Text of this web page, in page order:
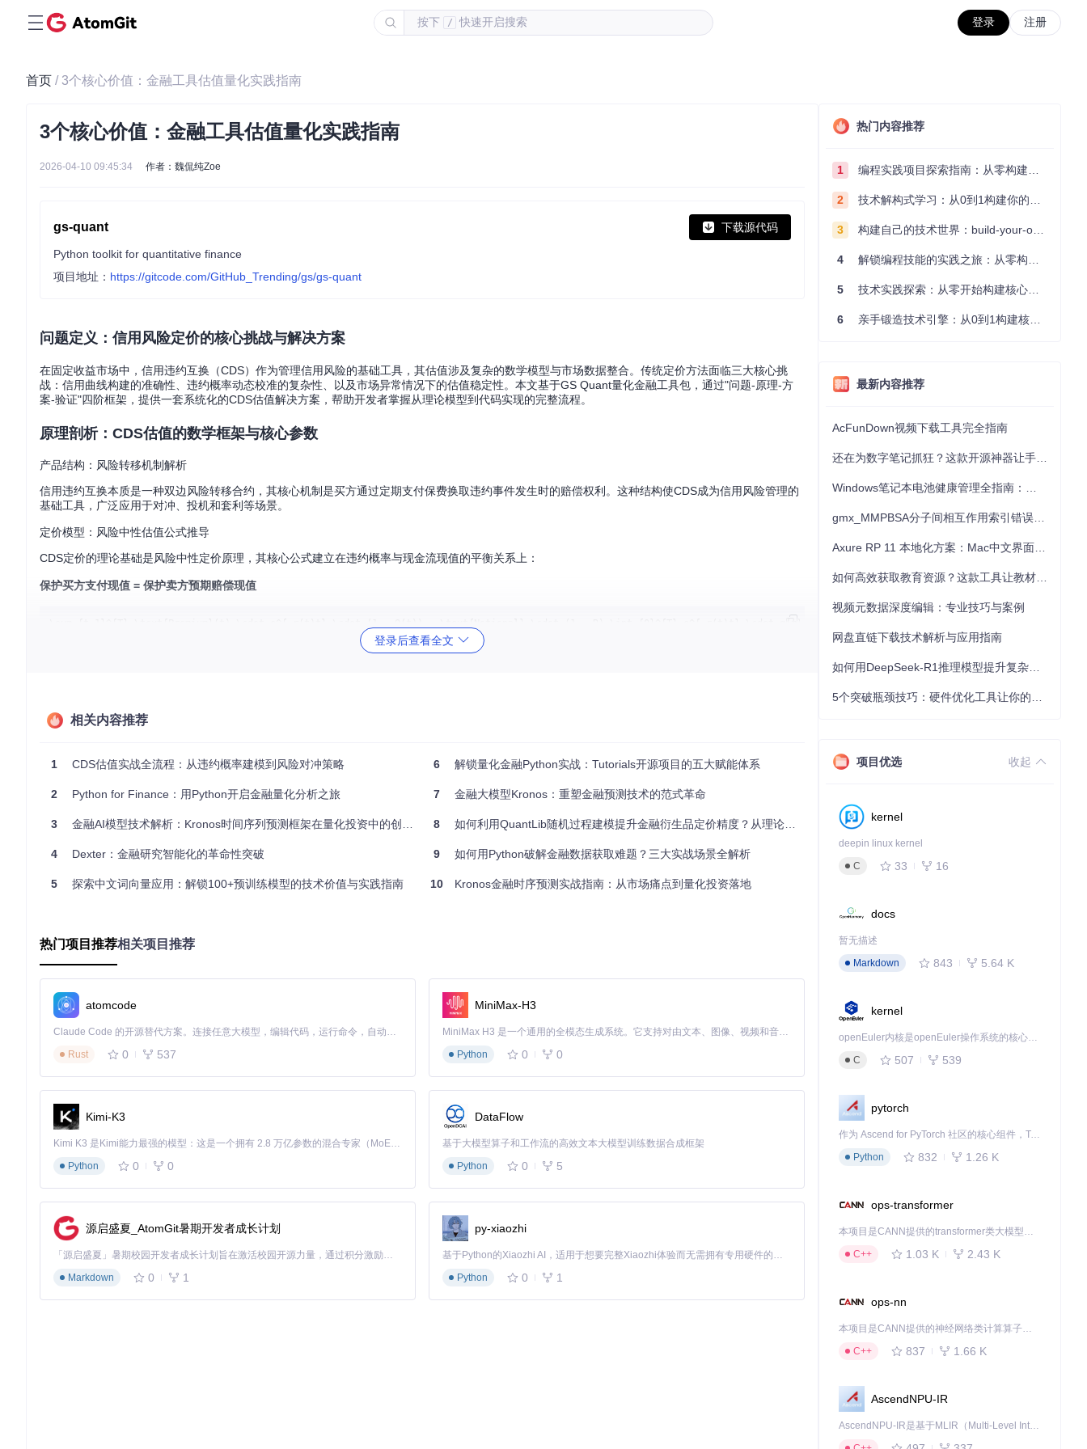
按下 / 快速开启搜索 登录 注册
首页 / 3个核心价值：金融工具估值量化实践指南
3个核心价值：金融工具估值量化实践指南
2026-04-10 09:45:34 作者：魏侃纯Zoe
gs-quant 下载源代码
Python toolkit for quantitative finance
项目地址： https://gitcode.com/GitHub_Trending/gs/gs-quant
问题定义：信用风险定价的核心挑战与解决方案
在固定收益市场中，信用违约互换（CDS）作为管理信用风险的基础工具，其估值涉及复杂的数学模型与市场数据整合。传统定价方法面临三大核心挑
战：信用曲线构建的准确性、违约概率动态校准的复杂性、以及市场异常情况下的估值稳定性。本文基于GS Quant量化金融工具包，通过"问题-原理-方
案-验证"四阶框架，提供一套系统化的CDS估值解决方案，帮助开发者掌握从理论模型到代码实现的完整流程。
原理剖析：CDS估值的数学框架与核心参数
产品结构：风险转移机制解析
信用违约互换本质是一种双边风险转移合约，其核心机制是买方通过定期支付保费换取违约事件发生时的赔偿权利。这种结构使CDS成为信用风险管理的
基础工具，广泛应用于对冲、投机和套利等场景。
定价模型：风险中性估值公式推导
CDS定价的理论基础是风险中性定价原理，其核心公式建立在违约概率与现金流现值的平衡关系上：
保护买方支付现值 = 保护卖方预期赔偿现值
无风险利率r(t)：通常采用与合约期限匹配的无风险曲线
💡 专家提示：在实际应用中，回收率通常根据行业特性设定，金融行业一般取40%，而周期性行业可能低至20%。不同的回收率假设会显著影响CDS
各参数对CDS价差的影响呈现不同特征：
违约概率与价差呈正相关，是非线性关系
回收率与价差呈负相关，影响程度随期限增加而变化
无风险利率的影响较为复杂，短期合约受即期利率影响大，长期合约则受利率期限结构影响
cd gs-quant
初始化认证会话：
import
# 企业用户联系管理员获取认证信息
创建CDS工具对象时需指定关键合约条款：
from gs_quant.instrument
from gs_quant.common import Currency, PayReceive
# 创建5年期CDS合约
cds = CDS(
登录后查看全文
相关内容推荐
1 CDS估值实战全流程：从违约概率建模到风险对冲策略
2 Python for Finance：用Python开启金融量化分析之旅
3 金融AI模型技术解析：Kronos时间序列预测框架在量化投资中的创新应用
4 Dexter：金融研究智能化的革命性突破
5 探索中文词向量应用：解锁100+预训练模型的技术价值与实践指南
6 解锁量化金融Python实战：Tutorials开源项目的五大赋能体系
7 金融大模型Kronos：重塑金融预测技术的范式革命
8 如何利用QuantLib随机过程建模提升金融衍生品定价精度？从理论到实践的完整指南
9 如何用Python破解金融数据获取难题？三大实战场景全解析
10 Kronos金融时序预测实战指南：从市场痛点到量化投资落地
热门项目推荐相关项目推荐
atomcode
Claude Code 的开源替代方案。连接任意大模型，编辑代码，运行命令，自动验证 — 全自动执行。用 Rust 构建，极致性能。 ｜ An open-source alternative to Claude Code. Connect any LLM, edit code, run commands, and verify changes — autonomously. Built in Rust for speed. Get Started
Rust
0 537
MiniMax-H3
MiniMax H3 是一个通用的全模态生成系统。它支持对由文本、图像、视频和音频组成的多模态上下文进行统一理解，并能生成分辨率高达 2K、时长可达 15 秒的带原生立体声音频的视频。得益于面向任务泛化的系统设计，H3 在预训练阶段就已具备广泛的多模态上下文理解与生成能力，能够出色地执行复杂的多模态指令。
Python
0 0
Kimi-K3
Kimi K3 是Kimi能力最强的模型：这是一个拥有 2.8 万亿参数的混合专家（MoE）模型，具备原生视觉理解能力，并支持 100 万 token 的上下文窗口。
Python
0 0
DataFlow
基于大模型算子和工作流的高效文本大模型训练数据合成框架
Python
0 5
源启盛夏_AtomGit暑期开发者成长计划
「源启盛夏」暑期校园开发者成长计划旨在激活校园开源力量，通过积分激励、认证扶持、资源倾斜等形式，引导高校组织和开发者完成「入驻 — 建项目 — 做贡献 — 获认证 — 得资源」的完整闭环。无论你是想带领社团入驻平台的组织者，还是希望用代码贡献证明自己的开发者，都能在这里找到属于你的成长路径。
Markdown
0 1
py-xiaozhi
基于Python的Xiaozhi AI，适用于想要完整Xiaozhi体验而无需拥有专用硬件的用户。
Python
0 1
热门内容推荐
1 编程实践项目探索指南：从零构建技术能力体系
2 技术解构式学习：从0到1构建你的编程知识体系
3 构建自己的技术世界：build-your-own-x项目的实践探索指南
4 解锁编程技能的实践之旅：从零构建你的技术世界
5 技术实践探索：从零开始构建核心系统的实践指南
6 亲手锻造技术引擎：从0到1构建核心系统的实践指南
最新内容推荐
AcFunDown视频下载工具完全指南
视频元数据深度编辑：专业技巧与案例
网盘直链下载技术解析与应用指南
项目优选 收起
kernel
deepin linux kernel
C
33 16
docs
暂无描述
Markdown
843 5.64 K
kernel
openEuler内核是openEuler操作系统的核心，既是系统性能与稳定性的基石，也是连接处理器、设备与服务的桥梁。
C
507 539
pytorch
作为 Ascend for PyTorch 社区的核心组件，TorchNPU 是昇腾专为 PyTorch 打造的深度学习适配插件，使 PyTorch 框架能够直接调用昇腾 NPU，为开发者提供昇腾 AI 处理器的超强算力。
Python
832 1.26 K
ops-transformer
本项目是CANN提供的transformer类大模型算子库，实现网络在NPU上加速计算。
C++
1.03 K 2.43 K
ops-nn
本项目是CANN提供的神经网络类计算算子库，实现网络在NPU上加速计算。
C++
837 1.66 K
AscendNPU-IR
AscendNPU-IR是基于MLIR（Multi-Level Intermediate Representation）构建的，面向昇腾亲和算子编译时使用的中间表示，提供昇腾完备表达能力，通过编译优化提升昇腾AI处理器计算效率，支持通过生态框架使能昇腾AI处理器与深度调优